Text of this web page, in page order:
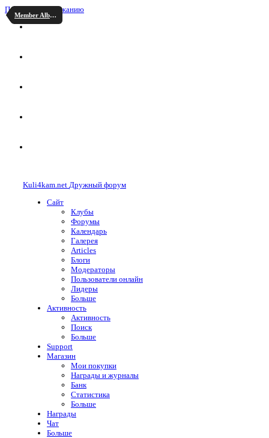
Перейти к содержанию
Member Albums
Kuli4kam.net Дружный форум
Сайт
Клубы
Форумы
Календарь
Галерея
Articles
Блоги
Модераторы
Пользователи онлайн
Лидеры
Больше
Активность
Активность
Поиск
Больше
Support
Магазин
Мои покупки
Награды и журналы
Банк
Статистика
Больше
Награды
Чат
Больше